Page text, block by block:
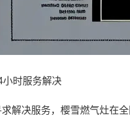
时服务解决
决服务，樱雪燃气灶在全